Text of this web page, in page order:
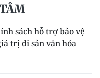
sách hỗ trợ bảo vệ
trị di sản văn hóa